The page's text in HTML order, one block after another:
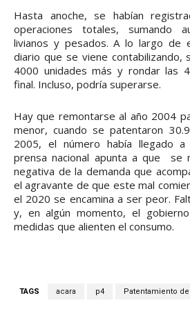
Hasta anoche, se habían
operaciones totales, sumando
livianos y pesados. A lo largo de
diario que se viene contabilizando,
4000 unidades más y rondar las
final. Incluso, podría superarse.
Hay que remontarse al año 2004
menor, cuando se patentaron
2005, el número había llegado a
prensa nacional apunta a que se
negativa de la demanda que
el agravante de que este mal
el 2020 se encamina a ser peor.
y, en algún momento, el
medidas que alienten el consumo.
TAGS acara p4 Patentamiento